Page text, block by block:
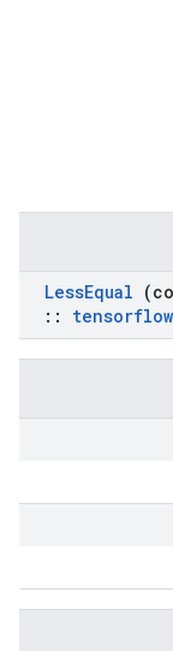
LessEqual
::
tensorflow